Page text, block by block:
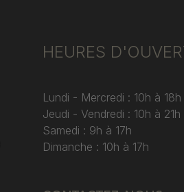
HEURES
Lundi - Mercredi : 10h à 18h
Jeudi - Vendredi : 10h à 21h
Samedi : 9h à 17h
Dimanche : 10h à 17h